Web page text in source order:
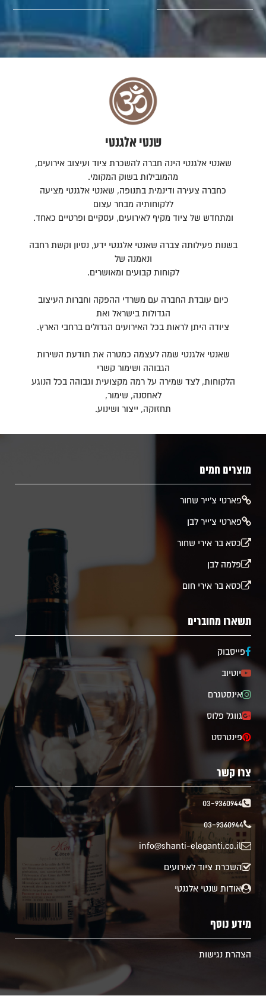
שנטי אלגנטי
שאנטי אלגנטי הינה חברה להשכרת ציוד ועיצוב אירועים,
מהמובילות בשוק המקומי.
כחברה צעירה ודינמית בתנופה, שאנטי אלגנטי מציעה
ללקוחותיה מבחר עצום
ומתחדש של ציוד מקיף לאירועים, עסקיים ופרטיים כאחד.
בשנות פעילותה צברה שאנטי אלגנטי ידע, נסיון וקשת רחבה
ונאמנה של
לקוחות קבועים ומאושרים.
כיום עובדת החברה עם משרדי ההפקה וחברות העיצוב
הגדולות בישראל ואת
ציודה היתן לראות בכל האירועים הגדולים ברחבי הארץ.
שאנטי אלגנטי שמה לעצמה כמטרה את תודעת השירות
הגבוהה ושימור קשרי
הלקוחות, לצד שמירה על רמה מקצועית וגבוהה בכל הנוגע
לאחסנה, שימור,
תחזוקה, ייצור ושינוע.
מוצרים חמים
​פארטי צ'ייר שחור
פארטי צ'ייר לבן
כסא בר אירי שחור
פלמה לבן
כסא בר אירי חום
תשארו מחוברים
פייסבוק
יוטיוב
אינסטגרם
גווגל פלוס
פינטרסט
צרו קשר
03-9360944
03-9360944
info@shanti-eleganti.co.il
השכרת ציוד לאירועים
אודות שנטי אלגנטי
מידע נוסף
הצהרת נגישות